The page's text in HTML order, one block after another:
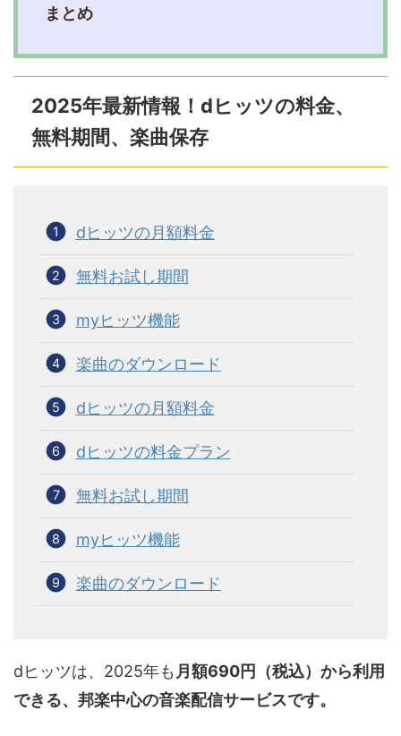
まとめ
2025年最新情報！dヒッツの料金、
無料期間、楽曲保存
dヒッツの月額料金
無料お試し期間
myヒッツ機能
楽曲のダウンロード
dヒッツの月額料金
dヒッツの料金プラン
無料お試し期間
myヒッツ機能
楽曲のダウンロード
dヒッツは、2025年も 月額690円（税込）から利用
できる、邦楽中心の音楽配信サービスです。